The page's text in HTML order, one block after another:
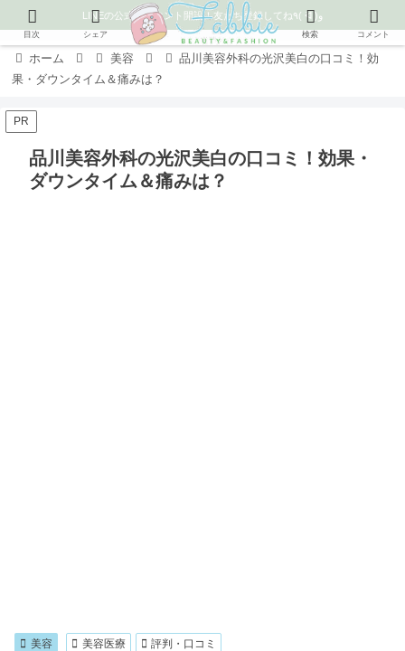
LINEの公式アカウント開設！友だち登録してね٩( ᐛ )و
ホーム 美容
品川美容外科の光沢美白の口コミ！効
果・ダウンタイム＆痛みは？
PR
品川美容外科の光沢美白の口コミ！効果・
ダウンタイム＆痛みは？
美容 美容医療 評判・口コミ
目次 シェア 検索 コメント